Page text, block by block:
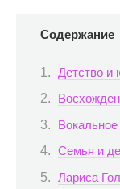
Содержание
Детство и
Семья и
Лариса